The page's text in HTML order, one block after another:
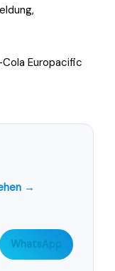
Europacific
→
WhatsApp